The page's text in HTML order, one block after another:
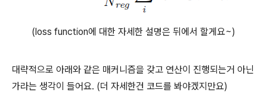
(loss function에 대한 자세한 설명은 뒤에서 할게요~)
대략적으로 아래와 같은 매커니즘을 갖고 연산이 진행되는거 아닌
가라는 생각이 들어요. (더 자세한건 코드를 봐야겠지만요)